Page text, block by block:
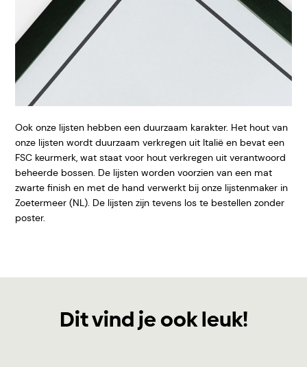
Ook onze lijsten hebben een duurzaam karakter. Het hout van
onze lijsten wordt duurzaam verkregen uit Italië en bevat een
FSC keurmerk, wat staat voor hout verkregen uit verantwoord
beheerde bossen. De lijsten worden voorzien van een mat
zwarte finish en met de hand verwerkt bij onze lijstenmaker in
Zoetermeer (NL). De lijsten zijn tevens los te bestellen zonder
poster.
Dit vind je ook leuk!